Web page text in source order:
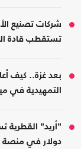
شركات تصنيع
تستقطب قادة
بعد غزة.. كيف
التمهيدية في
دولار في منصة